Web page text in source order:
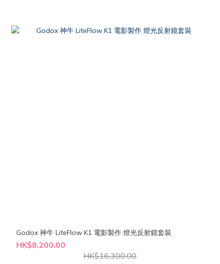
Godox 神牛 LiteFlow K1 電影製作 燈光反射鏡套裝
HK$8,200.00
HK$16,300.00